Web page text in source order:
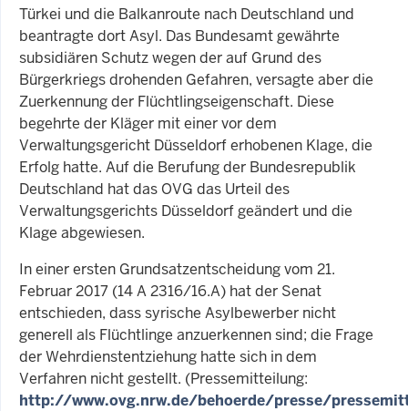
Türkei und die Balkanroute nach Deutschland und
beantragte dort Asyl. Das Bundesamt gewährte
subsidiären Schutz wegen der auf Grund des
Bürgerkriegs drohenden Gefahren, versagte aber die
Zuerkennung der Flüchtlingseigenschaft. Diese
begehrte der Kläger mit einer vor dem
Verwaltungsgericht Düsseldorf erhobenen Klage, die
Erfolg hatte. Auf die Berufung der Bundesrepublik
Deutschland hat das OVG das Urteil des
Verwaltungsgerichts Düsseldorf geändert und die
Klage abgewiesen.
In einer ersten Grundsatzentscheidung vom 21.
Februar 2017 (14 A 2316/16.A) hat der Senat
entschieden, dass syrische Asylbewerber nicht
generell als Flüchtlinge anzuerkennen sind; die Frage
der Wehrdienstentziehung hatte sich in dem
Verfahren nicht gestellt. (Pressemitteilung:
http://www.ovg.nrw.de/behoerde/presse/